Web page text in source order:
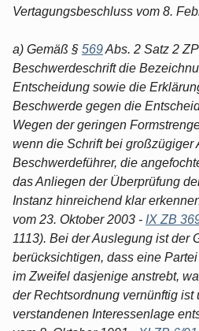
Vertagungsbeschluss vom 8.
a) Gemäß § 569Abs. 2 Satz 2
Beschwerdeschrift die
Entscheidung sowie die
Beschwerde gegen die
Wegen der geringen
wenn die Schrift bei großzügiger
Beschwerdeführer, die
das Anliegen der Überprüfung
Instanz hinreichend klar
vom 23. Oktober 2003 - IX ZB
1113). Bei der Auslegung ist der
berücksichtigen, dass eine
im Zweifel dasjenige anstrebt,
der Rechtsordnung vernünftig ist
verstandenen Interessenlage